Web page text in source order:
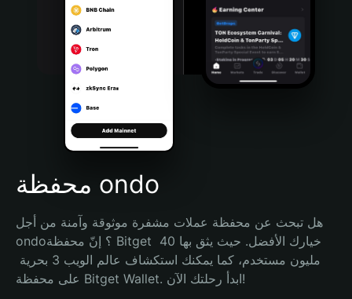
Português (Portugal)
Bahasa Indonesia
Português (Brasil)
Español (Argentina)
محفظة ondo
هل تبحث عن محفظة عملات مشفرة موثوقة وآمنة من أجل
ondo؟ إنّ محفظة Bitget خيارك الأفضل. حيث يثق بها 40
على محفظة Bitget Wallet. ابدأ رحلتك الآن!